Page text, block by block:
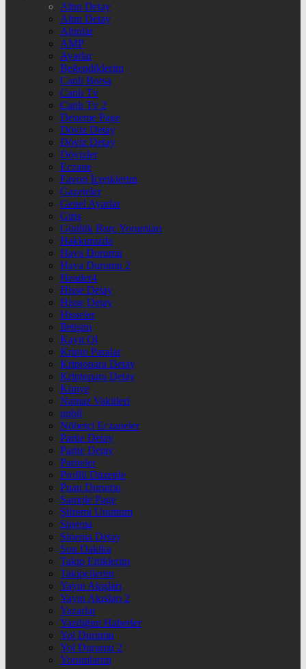
Altın Detay
Altın Detay
Altınlar
AMP
Ayarlar
Beğendiklerim
Canlı Borsa
Canlı Tv
Canlı Tv 2
Deneme Page
Döviz Detay
Döviz Detay
Dövizler
Eczane
Favori İçeriklerim
Gazeteler
Genel Ayarlar
Giriş
Günlük Burç Yorumları
Hakkımızda
Hava Durumu
Hava Durumu 2
Header4
Hisse Detay
Hisse Detay
Hisseler
İletişim
Kayıt Ol
Kripto Paralar
Kriptopara Detay
Kriptopara Detay
Künye
Namaz Vakitleri
nnbil
Nöbetçi Eczaneler
Parite Detay
Parite Detay
Pariteler
Profili Düzenle
Puan Durumu
Sample Page
Şifremi Unuttum
Sinema
Sinema Detay
Son Dakika
Takip Ettiklerim
Takipçilerim
Yayın Akışları
Yayın Akışları 2
Yazarlar
Yazdığım Haberler
Yol Durumu
Yol Durumu 2
Yorumlarım